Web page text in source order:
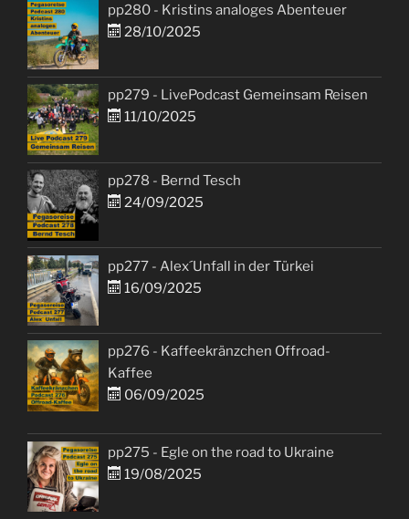
pp280 - Kristins analoges Abenteuer
28/10/2025
pp279 - LivePodcast Gemeinsam Reisen
11/10/2025
pp278 - Bernd Tesch
24/09/2025
pp277 - Alex´Unfall in der Türkei
16/09/2025
pp276 - Kaffeekränzchen Offroad-
Kaffee
06/09/2025
pp275 - Egle on the road to Ukraine
19/08/2025